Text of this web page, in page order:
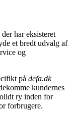
har eksisteret
et bredt udvalg af
og
på defa.dk
kundernes
ry inden for
forbrugere.